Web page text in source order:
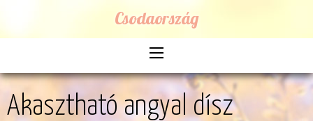
Csodaország
Akasztható angyal dísz